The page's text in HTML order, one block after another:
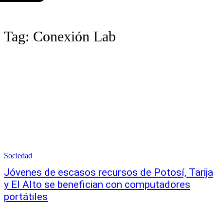
Tag: Conexión Lab
Sociedad
Jóvenes de escasos recursos de Potosí, Tarija
y El Alto se benefician con computadores
portátiles